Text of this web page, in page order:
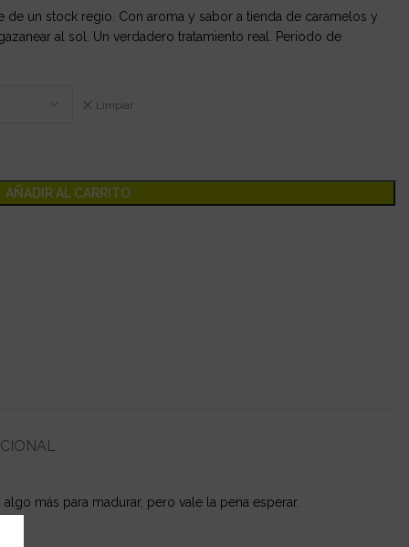
de un stock regio. Con aroma y sabor a tienda de caramelos y
al sol. Un verdadero tratamiento real. Periodo de
Limpiar
AÑADIR AL CARRITO
más para madurar, pero vale la pena esperar.